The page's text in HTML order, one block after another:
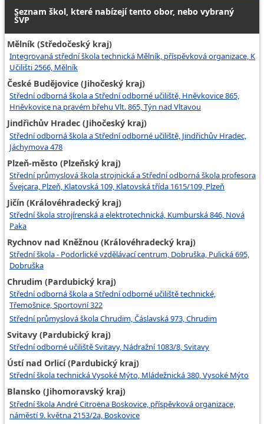
Seznam škol, které nabízejí tento obor, nebo vybraný
ŠVP
Mělník (Středočeský kraj)
Integrovaná střední škola technická Mělník, příspěvková organizace, K
Učilišti 2566, Mělník
České Budějovice (Jihočeský kraj)
Střední odborná škola a Střední odborné učiliště, Hněvkovice 865,
Hněvkovice na pravém břehu Vlt. 865, Týn nad Vltavou
Jindřichův Hradec (Jihočeský kraj)
Střední odborná škola a Střední odborné učiliště, Jindřichův Hradec,
Jáchymova 478
Plzeň-město (Plzeňský kraj)
Střední průmyslová škola strojnická a Střední odborná škola profesora
Švejcara, Plzeň, Klatovská 109, Klatovská třída 1615/109, Plzeň
Jičín (Královéhradecký kraj)
Střední škola strojírenská a elektrotechnická, Kumburská 846, Nová
Paka
Rychnov nad Kněžnou (Královéhradecký kraj)
Střední škola - Podorlické vzdělávací centrum, Dobruška, Pulická 695,
Dobruška
Chrudim (Pardubický kraj)
Střední odborná škola a Střední odborné učiliště technické,
Třemošnice, Sportovní 322
Střední průmyslová škola Chrudim, Čáslavská 973, Chrudim
Svitavy (Pardubický kraj)
Střední odborné učiliště Svitavy, Nádražní 1083/8, Svitavy
Ústí nad Orlicí (Pardubický kraj)
Střední škola technická Vysoké Mýto, Mládežnická 380, Vysoké Mýto
Blansko (Jihomoravský kraj)
Střední škola André Citroëna Boskovice, příspěvková organizace,
náměstí 9. května 2153/2a, Boskovice